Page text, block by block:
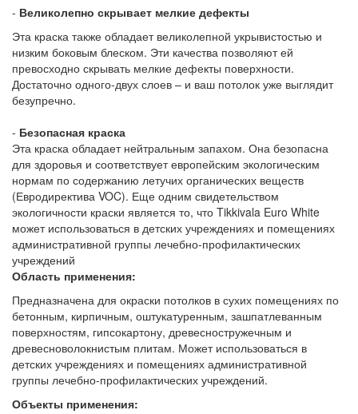
- Великолепно скрывает мелкие дефекты
Эта краска также обладает великолепной укрывистостью и
низким боковым блеском. Эти качества позволяют ей
превосходно скрывать мелкие дефекты поверхности.
Достаточно одного-двух слоев – и ваш потолок уже выглядит
безупречно.
- Безопасная краска
Эта краска обладает нейтральным запахом. Она безопасна
для здоровья и соответствует европейским экологическим
нормам по содержанию летучих органических веществ
(Евродиректива VOC). Еще одним свидетельством
экологичности краски является то, что Tikkivala Euro White
может использоваться в детских учреждениях и помещениях
административной группы лечебно-профилактических
учреждений
Область применения:
Предназначена для окраски потолков в сухих помещениях по
бетонным, кирпичным, оштукатуренным, зашпатлеванным
поверхностям, гипсокартону, древесностружечным и
древесноволокнистым плитам. Может использоваться в
детских учреждениях и помещениях административной
группы лечебно-профилактических учреждений.
Объекты применения: